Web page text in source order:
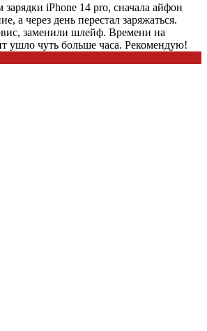
зарядки iPhone 14 pro, сначала айфон
а через день перестал заряжаться.
заменили шлейф. Времени на
ушло чуть больше часа. Рекомендую!